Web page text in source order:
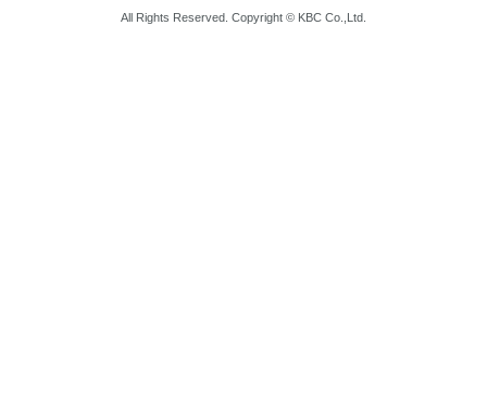
All Rights Reserved. Copyright © KBC Co.,Ltd.